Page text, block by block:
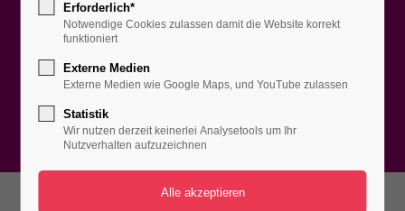
WORLD GREATEST
PARTYS
Erforderlich*
Notwendige Cookies zulassen damit die Website korrekt
funktioniert
Externe Medien
Externe Medien wie Google Maps, und YouTube zulassen
Statistik
Wir nutzen derzeit keinerlei Analysetools um Ihr
Nutzverhalten aufzuzeichnen